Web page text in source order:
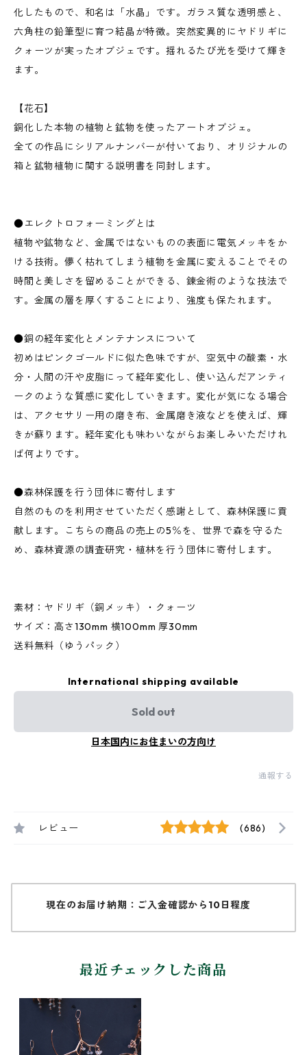
化したもので、和名は「水晶」です。ガラス質な透明感と、
六角柱の鉛筆型に育つ結晶が特徴。突然変異的にヤドリギに
クォーツが実ったオブジェです。揺れるたび光を受けて輝き
ます。
【花石】
銅化した本物の植物と鉱物を使ったアートオブジェ。
全ての作品にシリアルナンバーが付いており、オリジナルの
箱と鉱物植物に関する説明書を同封します。
●エレクトロフォーミングとは
植物や鉱物など、金属ではないものの表面に電気メッキをか
ける技術。儚く枯れてしまう植物を金属に変えることでその
時間と美しさを留めることができる、錬金術のような技法で
す。金属の層を厚くすることにより、強度も保たれます。
●銅の経年変化とメンテナンスについて
初めはピンクゴールドに似た色味ですが、空気中の酸素・水
分・人間の汗や皮脂にって経年変化し、使い込んだアンティ
ークのような質感に変化していきます。変化が気になる場合
は、アクセサリー用の磨き布、金属磨き液などを使えば、輝
きが蘇ります。経年変化も味わいながらお楽しみいただけれ
ば何よりです。
●森林保護を行う団体に寄付します
自然のものを利用させていただく感謝として、森林保護に貢
献します。こちらの商品の売上の5％を、世界で森を守るた
め、森林資源の調査研究・植林を行う団体に寄付します。
素材：ヤドリギ（銅メッキ）・クォーツ
サイズ：高さ130mm 横100mm 厚30mm
送料無料（ゆうパック）
International shipping available
Sold out
日本国内にお住まいの方向け
通報する
レビュー (686)
現在のお届け納期：ご入金確認から10日程度
最近チェックした商品